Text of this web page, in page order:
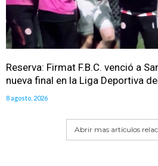
Reserva: Firmat F.B.C. venció a
nueva final en la Liga Deportiva
8 agosto, 2026
Abrir mas artículos